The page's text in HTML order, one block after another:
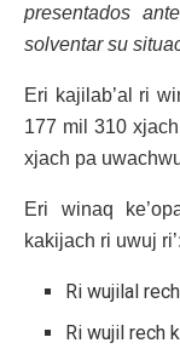
presentados
solventar su
Eri kajilab’al ri
177 mil 310 xjach
xjach pa
Eri winaq
kakijach ri uwuj ri’:
Ri wujilal
Ri wujil rech